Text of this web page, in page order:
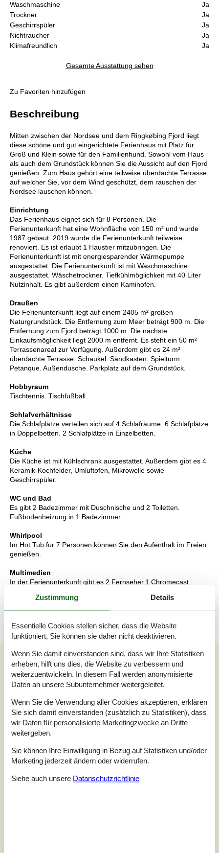
Waschmaschine
Ja
Trockner
Ja
Geschirrspüler
Ja
Nichtraucher
Ja
Klimafreundlich
Ja
Gesamte Ausstattung sehen
Zu Favoriten hinzufügen
Beschreibung
Mitten zwischen der Nordsee und dem Ringkøbing Fjord liegt
diese schöne und gut eingerichtete Ferienhaus mit Platz für
Groß und Klein sowie für den Familienhund. Sowohl vom Haus
als auch dem Grundstück können Sie die Aussicht auf den Fjord
genießen. Zum Haus gehört eine teilweise überdachte Terrasse
auf welcher Sie, vor dem Wind geschützt, dem rauschen der
Nordsee lauschen können.
Einrichtung
Das Ferienhaus eignet sich für 8 Personen. Die
Ferienunterkunft hat eine Wohnfläche von 150 m² und wurde
1987 gebaut. 2019 wurde die Ferienunterkunft teilweise
renoviert. Es ist erlaubt 1 Haustier mitzubringen. Die
Ferienunterkunft ist mit energiesparender Wärmepumpe
ausgestattet. Die Ferienunterkunft ist mit Waschmaschine
ausgestattet. Wäschetrockner. Tiefkühlmöglichkeit mit 40 Liter
Nutzinhalt. Es gibt außerdem einen Kaminofen.
Draußen
Die Ferienunterkunft liegt auf einem 2405 m² großen
Naturgrundstück. Die Entfernung zum Meer beträgt 900 m. Die
Entfernung zum Fjord beträgt 1000 m. Die nächste
Einkaufsmöglichkeit liegt 2000 m entfernt. Es steht ein 50 m²
Terrassenareal zur Verfügung. Außerdem gibt es 24 m²
überdachte Terrasse. Schaukel. Sandkasten. Spielturm.
Petanque. Außendusche. Parkplatz auf dem Grundstück.
Hobbyraum
Tischtennis. Tischfußball.
Schlafverhältnisse
Die Schlafplätze verteilen sich auf 4 Schlafräume. 6 Schlafplätze
in Doppelbetten. 2 Schlafplätze in Einzelbetten.
Küche
Die Küche ist mit Kühlschrank ausgestattet. Außerdem gibt es 4
Keramik-Kochfelder, Umluftofen, Mikrowelle sowie
Geschirrspüler.
WC und Bad
Es gibt 2 Badezimmer mit Duschnische und 2 Toiletten.
Fußbodenheizung in 1 Badezimmer.
Whirlpool
Im Hot Tub für 7 Personen können Sie den Aufenthalt im Freien
genießen.
Multimedien
In der Ferienunterkunft gibt es 2 Fernseher.1 Chromecast.
Fernsehsender. Es steht kabellose Internetverbindung zur
Verfügung.
Unsere Gästebewertungen
Unsere GästebewertungenExterne Bewertungen
5,0 Bezogen auf1Bewertung
5 (1)
4 (0)
3
1
Zustimmung Details
Essentielle Cookies stellen sicher, dass die Website
funktioniert, Sie können sie daher nicht deaktivieren.
Wenn Sie damit einverstanden sind, dass wir Ihre Statistiken
erheben, hilft uns dies, die Website zu verbessern und
weiterzuentwickeln. In diesem Fall werden anonymisierte
Daten an unsere Subunternehmer weitergeleitet.
Wenn Sie die Verwendung aller Cookies akzeptieren, erklären
Sie sich damit einverstanden (zusätzlich zu Statistiken), dass
wir Daten für personalisierte Marketingzwecke an Dritte
weitergeben.
Sie können Ihre Einwilligung in Bezug auf Statistiken und/oder
Marketing jederzeit ändern oder widerrufen.
Siehe auch unsere Datanschutzrichtlinie